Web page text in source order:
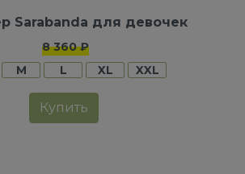
Sarabanda для девочек
8 360 ₽
M L XL XXL
Купить